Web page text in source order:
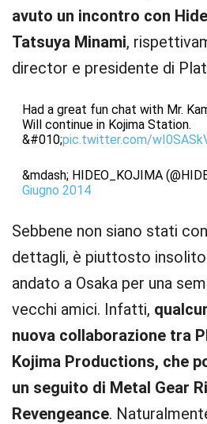
avuto un incontro con
Tatsuya Minami,
director e presidente di
Had a great fun chat with Mr.
Will continue in Kojima Station.
&#010;pic.twitter.com/
&mdash; HIDEO_KOJIMA
Giugno 2014
Sebbene non siano stati
dettagli, è piuttosto insolito
andato a Osaka per una
vecchi amici. Infatti,
nuova collaborazione tra
Kojima Productions, che
un seguito di Metal Gear
Revengeance.